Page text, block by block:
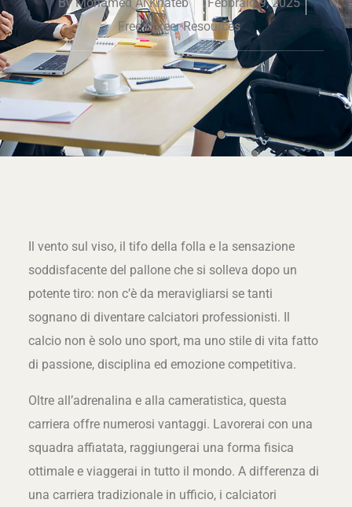
Free Career Resources
Il vento sul viso, il tifo della folla e la sensazione
soddisfacente del pallone che si solleva dopo un
potente tiro: non c’è da meravigliarsi se tanti
sognano di diventare calciatori professionisti. Il
calcio non è solo uno sport, ma uno stile di vita fatto
di passione, disciplina ed emozione competitiva.
Oltre all’adrenalina e alla cameratistica, questa
carriera offre numerosi vantaggi. Lavorerai con una
squadra affiatata, raggiungerai una forma fisica
ottimale e viaggerai in tutto il mondo. A differenza di
una carriera tradizionale in ufficio, i calciatori